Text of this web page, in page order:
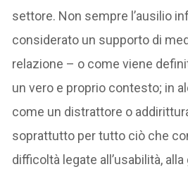
settore. Non sempre l’ausilio
considerato un supporto di
relazione – o come viene
un vero e proprio contesto; in
come un distrattore o
soprattutto per tutto ciò che
difficoltà legate all’usabilità,